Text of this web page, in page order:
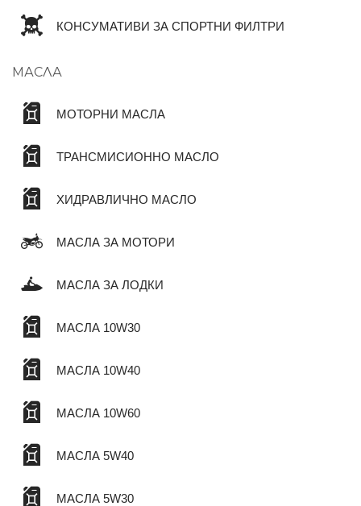
КОНСУМАТИВИ ЗА СПОРТНИ ФИЛТРИ
МАСЛА
МОТОРНИ МАСЛА
ТРАНСМИСИОННО МАСЛО
ХИДРАВЛИЧНО МАСЛО
МАСЛА ЗА МОТОРИ
МАСЛА ЗА ЛОДКИ
МАСЛА 10W30
МАСЛА 10W40
МАСЛА 10W60
МАСЛА 5W40
МАСЛА 5W30